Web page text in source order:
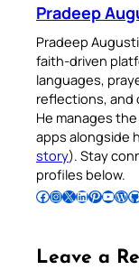
Pradeep
Pradeep
faith-driven
languages,
reflections, and
He manages
apps alongside
story). Stay
profiles below.
Follow Pradeep on Facebook Follow Pradeep on InstagramFollow Pradeep on X Follow Pradeep on LinkedIn Follow Pradeep on Pinterest Subscribe to Pradeep’s Youtube Channel Follow Pradeep on WordPress Follow Pradeep on GitHub
Leave a